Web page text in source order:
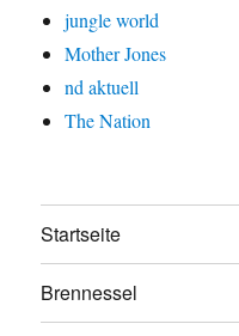
jungle world
Mother Jones
nd aktuell
The Nation
Startseite
Brennessel